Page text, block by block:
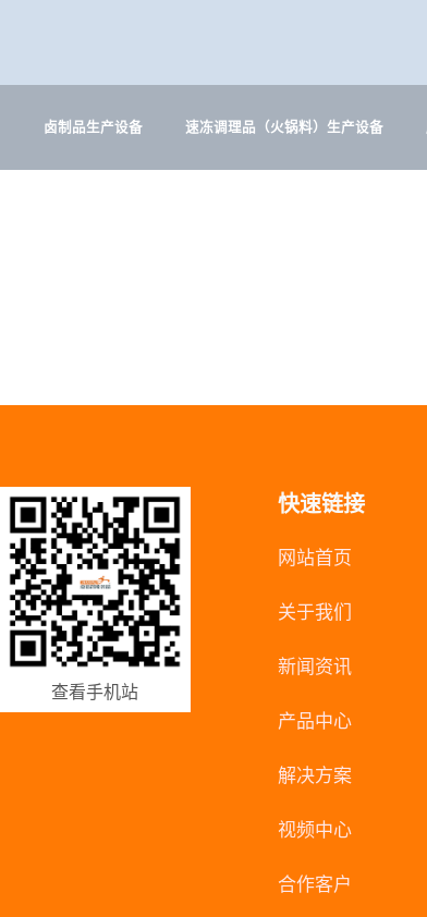
卤制品生产设备 速冻调理品（火锅料）生产设备
查看手机站
快速链接
网站首页
关于我们
新闻资讯
产品中心
解决方案
视频中心
合作客户